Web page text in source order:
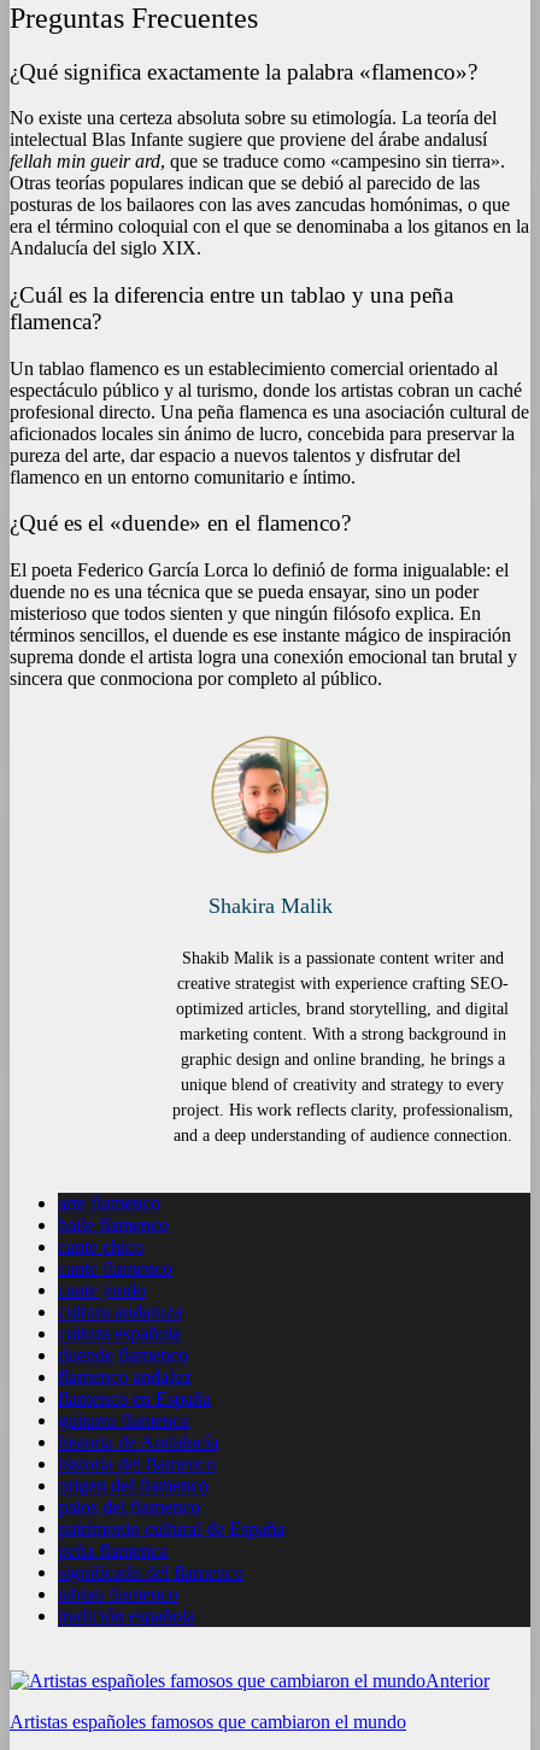
Preguntas Frecuentes
¿Qué significa exactamente la palabra «flamenco»?
No existe una certeza absoluta sobre su etimología. La teoría del
intelectual Blas Infante sugiere que proviene del árabe andalusí
fellah min gueir ard, que se traduce como «campesino sin tierra».
Otras teorías populares indican que se debió al parecido de las
posturas de los bailaores con las aves zancudas homónimas, o que
era el término coloquial con el que se denominaba a los gitanos en la
Andalucía del siglo XIX.
¿Cuál es la diferencia entre un tablao y una peña
flamenca?
Un tablao flamenco es un establecimiento comercial orientado al
espectáculo público y al turismo, donde los artistas cobran un caché
profesional directo. Una peña flamenca es una asociación cultural de
aficionados locales sin ánimo de lucro, concebida para preservar la
pureza del arte, dar espacio a nuevos talentos y disfrutar del
flamenco en un entorno comunitario e íntimo.
¿Qué es el «duende» en el flamenco?
El poeta Federico García Lorca lo definió de forma inigualable: el
duende no es una técnica que se pueda ensayar, sino un poder
misterioso que todos sienten y que ningún filósofo explica. En
términos sencillos, el duende es ese instante mágico de inspiración
suprema donde el artista logra una conexión emocional tan brutal y
sincera que conmociona por completo al público.
Shakira Malik
Shakib Malik is a passionate content writer and
creative strategist with experience crafting SEO-
optimized articles, brand storytelling, and digital
marketing content. With a strong background in
graphic design and online branding, he brings a
unique blend of creativity and strategy to every
project. His work reflects clarity, professionalism,
and a deep understanding of audience connection.
arte flamenco
baile flamenco
cante chico
cante flamenco
cante jondo
cultura andaluza
cultura española
duende flamenco
flamenco andaluz
flamenco en España
guitarra flamenca
historia de Andalucía
historia del flamenco
origen del flamenco
palos del flamenco
patrimonio cultural de España
peña flamenca
significado del flamenco
tablao flamenco
tradición española
Anterior
Artistas españoles famosos que cambiaron el mundo